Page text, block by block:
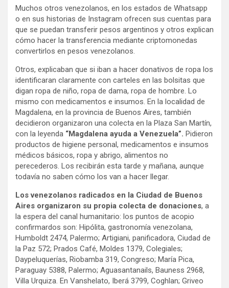
Muchos otros venezolanos, en los estados de Whatsapp
o en sus historias de Instagram ofrecen sus cuentas para
que se puedan transferir pesos argentinos y otros explican
cómo hacer la transferencia mediante criptomonedas
convertirlos en pesos venezolanos.
Otros, explicaban que si iban a hacer donativos de ropa los
identificaran claramente con carteles en las bolsitas que
digan ropa de niño, ropa de dama, ropa de hombre. Lo
mismo con medicamentos e insumos. En la localidad de
Magdalena, en la provincia de Buenos Aires, también
decidieron organizaron una colecta en la Plaza San Martín,
con la leyenda “Magdalena ayuda a Venezuela”. Pidieron
productos de higiene personal, medicamentos e insumos
médicos básicos, ropa y abrigo, alimentos no
perecederos. Los recibirán esta tarde y mañana, aunque
todavía no saben cómo los van a hacer llegar.
Los venezolanos radicados en la Ciudad de Buenos
Aires organizaron su propia colecta de donaciones, a
la espera del canal humanitario: los puntos de acopio
confirmardos son: Hipólita, gastronomía venezolana,
Humboldt 2474, Palermo; Artigiani, panificadora, Ciudad de
la Paz 572; Prados Café, Moldes 1379, Colegiales;
Daypeluquerías, Riobamba 319, Congreso; María Pica,
Paraguay 5388, Palermo; Aguasantanails, Bauness 2968,
Villa Urquiza. En Vanshelato, Iberá 3799, Coghlan; Griveo